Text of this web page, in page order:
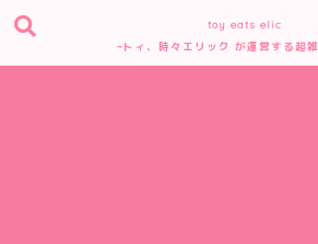
toy eats elic
~トィ、時々エリック が運営する超